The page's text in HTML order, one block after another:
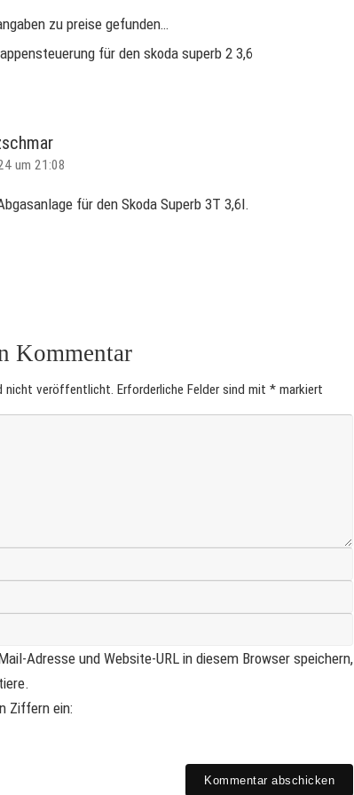
zu preise gefunden…
für den skoda superb 2 3,6
um 21:08
für den Skoda Superb 3T 3,6l.
Kommentar
nicht veröffentlicht. Erforderliche Felder sind mit * markiert
Adresse und Website-URL in diesem Browser speichern,
Ziffern ein: